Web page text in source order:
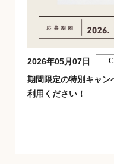
2026年05月07日
期間限定の特別キャ
利用ください！